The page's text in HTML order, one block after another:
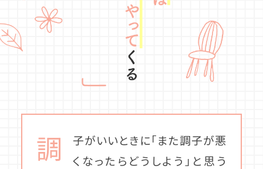
調
子がいいときに「また調子が悪
くなったらどうしよう」と思う